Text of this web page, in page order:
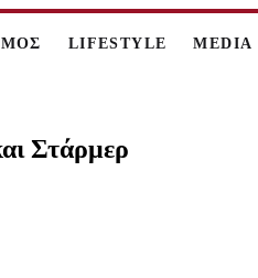
LIFESTYLE MEDIA
Στάρμερ